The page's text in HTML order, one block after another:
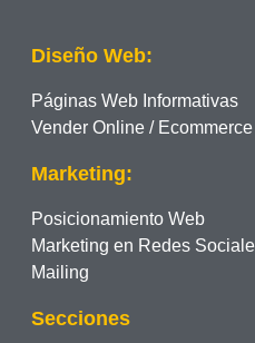
Diseño Web:
Páginas Web Informativas
Vender Online / Ecommerce
Marketing:
Posicionamiento Web
Marketing en Redes
Mailing
Secciones